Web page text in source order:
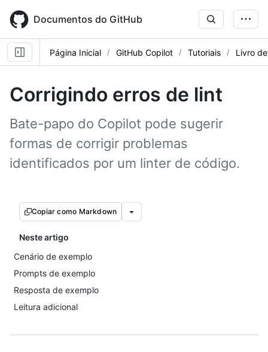
main
content
Documentos do GitHub
Página Inicial GitHub Copilot Tutoriais Livro
Corrigindo erros de lint
Bate-papo do Copilot pode sugerir
formas de corrigir problemas
identificados por um linter de código.
Copiar como Markdown
Neste artigo
Cenário de exemplo
Prompts de exemplo
Resposta de exemplo
Leitura adicional